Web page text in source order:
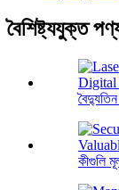
বৈশিষ্ট্যযুক্ত
কীগুলি